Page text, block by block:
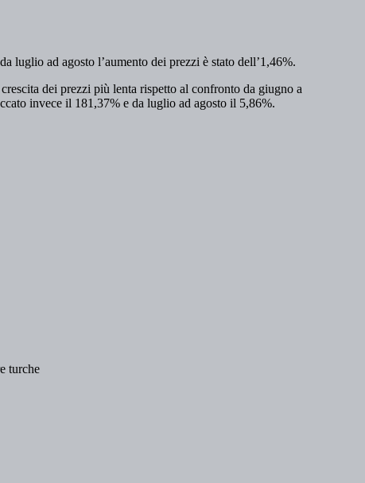
luglio ad agosto l’aumento dei prezzi è stato dell’1,46%.
dei prezzi più lenta rispetto al confronto da giugno a
invece il 181,37% e da luglio ad agosto il 5,86%.